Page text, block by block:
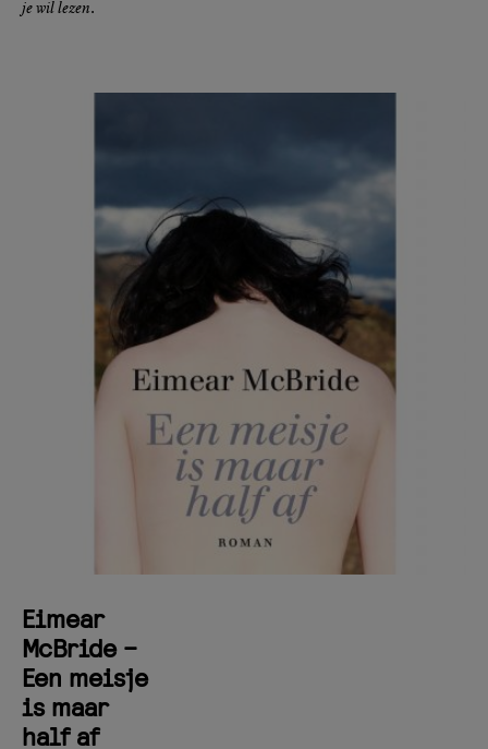
je wil lezen.
Eimear
McBride –
Een meisje
is maar
half af